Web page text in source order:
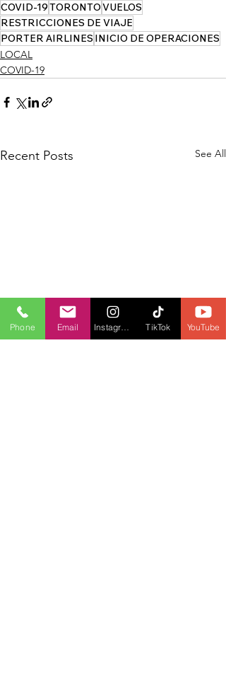
COVID-19TORONTOVUELOS
RESTRICCIONES DE VIAJE
PORTER AIRLINES INICIO DE OPERACIONES
LOCAL
COVID-19
Recent Posts See All
Phone Email TikTok YouTube